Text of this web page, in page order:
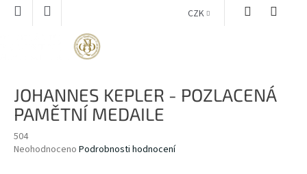
Přejít
CZK
JOHANNES KEPLER - POZLACENÁ
PAMĚTNÍ MEDAILE
504
Průměrné
Neohodnoceno Podrobnosti hodnocení